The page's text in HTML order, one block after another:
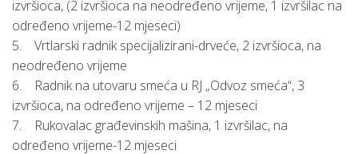
izvršioca, (2 izvršioca na neodređeno vrijeme, 1 izvršilac na
određeno vrijeme-12 mjeseci)
5. Vrtlarski radnik specijalizirani-drveće, 2 izvršioca, na
neodređeno vrijeme
6. Radnik na utovaru smeća u RJ „Odvoz smeća“, 3
izvršioca, na određeno vrijeme – 12 mjeseci
7. Rukovalac građevinskih mašina, 1 izvršilac, na
određeno vrijeme-12 mjeseci